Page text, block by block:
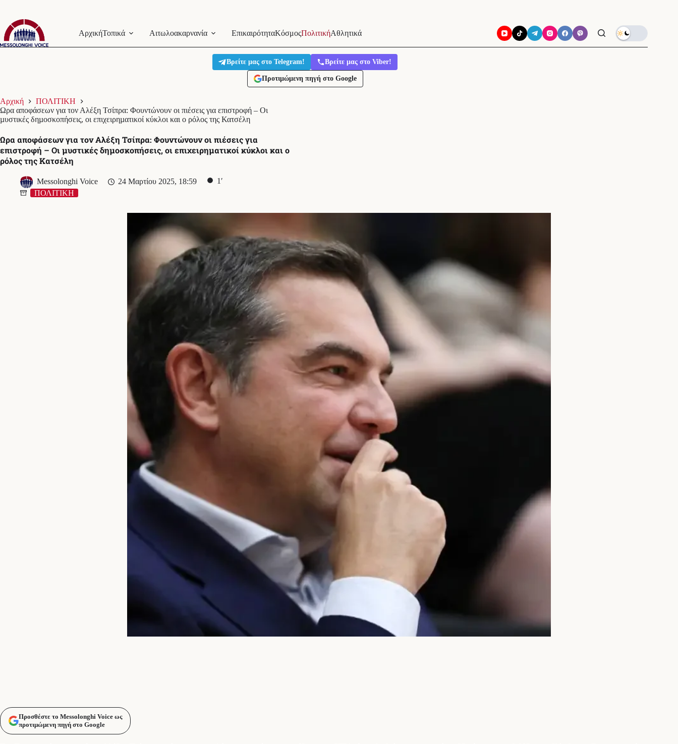
Μετάβαση
στο
περιεχόμενο
ΑρχικήΤοπικά Αιτωλοακαρνανία ΕπικαιρότηταΚόσμοςΠολιτικήΑθλητικά
Βρείτε μας στο Telegram! Βρείτε μας στο Viber!
Προτιμώμενη πηγή στο Google
Αρχική
ΠΟΛΙΤΙΚΗ
Ωρα αποφάσεων για τον Αλέξη Τσίπρα: Φουντώνουν οι πιέσεις για επιστροφή – Οι
µυστικές δηµοσκοπήσεις, οι επιχειρηµατικοί κύκλοι και ο ρόλος της Κατσέλη
Ωρα αποφάσεων για τον Αλέξη Τσίπρα: Φουντώνουν οι πιέσεις για
επιστροφή – Οι µυστικές δηµοσκοπήσεις, οι επιχειρηµατικοί κύκλοι και ο
ρόλος της Κατσέλη
Messolonghi Voice 24 Μαρτίου 2025, 18:59
1′
ΠΟΛΙΤΙΚΗ
Προσθέστε το Messolonghi Voice ως
προτιμώμενη πηγή στο Google